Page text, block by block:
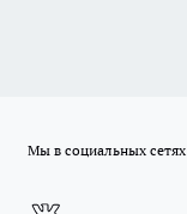
Мы в социальных сетях